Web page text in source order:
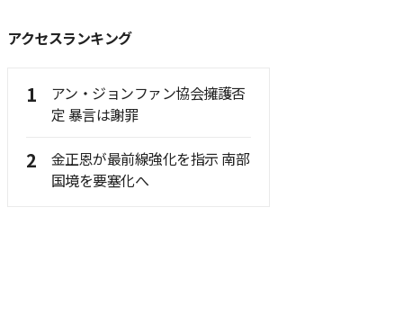
アクセスランキング
1
アン・ジョンファン協会擁護否
定 暴言は謝罪
2
金正恩が最前線強化を指示 南部
国境を要塞化へ